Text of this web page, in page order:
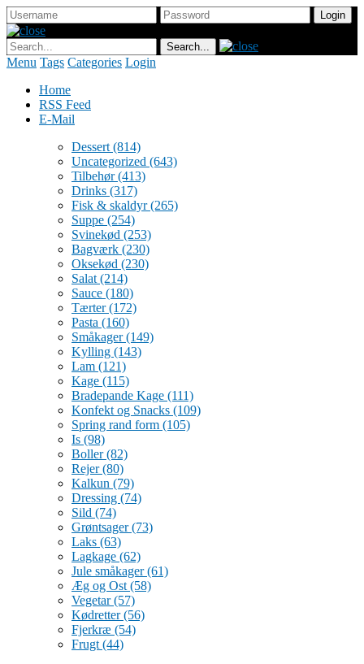
Menu Tags Categories Login
Home
RSS Feed
E-Mail
Dessert (814)
Uncategorized (643)
Tilbehør(413)
Drinks (317)
Fisk & skaldyr(265)
Suppe (254)
Svinekød (253)
Bagværk (230)
Oksekød (230)
Salat (214)
Sauce (180)
Tærter(172)
Pasta (160)
Småkager(149)
Kylling (143)
Lam (121)
Kage (115)
Bradepande Kage (111)
Konfekt og Snacks (109)
Spring rand form (105)
Is (98)
Boller(82)
Rejer(80)
Kalkun (79)
Dressing (74)
Sild (74)
Grøntsager(73)
Laks (63)
Lagkage (62)
Jule småkager(61)
Æg og Ost (58)
Vegetar(57)
Kødretter(56)
Fjerkræ (54)
Frugt (44)